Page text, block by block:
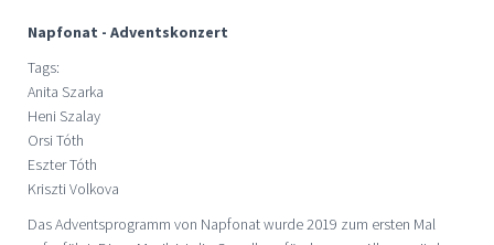
Napfonat - Adventskonzert
Tags:
Anita Szarka
Heni Szalay
Orsi Tóth
Eszter Tóth
Kriszti Volkova
Das Adventsprogramm von Napfonat wurde 2019 zum ersten Mal